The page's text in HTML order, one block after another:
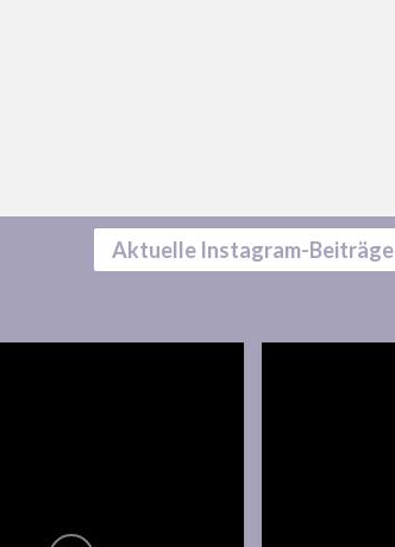
Aktuelle Instagram-Beiträge